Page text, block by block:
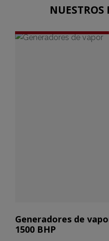
NUESTROS
Generadores de
1500 BHP